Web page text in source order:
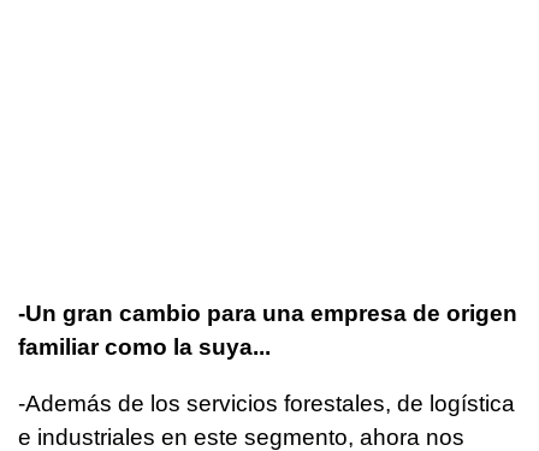
-Un gran cambio para una empresa de origen
familiar como la suya...
-Además de los servicios forestales, de logística
e industriales en este segmento, ahora nos